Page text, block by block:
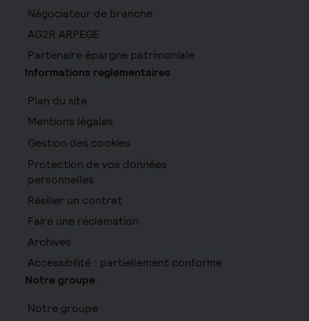
Négociateur de branche
AG2R ARPEGE
Partenaire épargne patrimoniale
Informations réglementaires
Plan du site
Mentions légales
Gestion des cookies
Protection de vos données
personnelles
Résilier un contrat
Faire une réclamation
Archives
Accessibilité : partiellement conforme
Notre groupe
Notre groupe